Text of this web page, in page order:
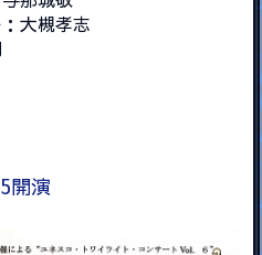
大槻孝志
開演